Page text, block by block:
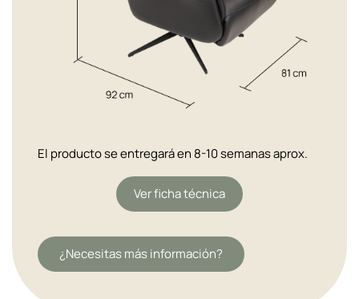
El producto se entregará en 8-10 semanas aprox.
Ver ficha técnica
¿Necesitas más información?